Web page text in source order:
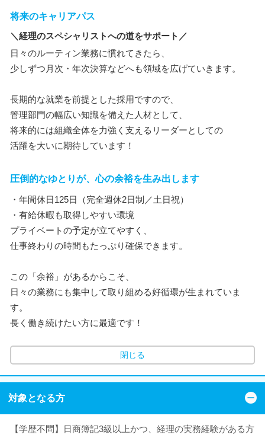
将来のキャリアパス
＼経理のスペシャリストへの道をサポート／
日々のルーティン業務に慣れてきたら、
少しずつ月次・年次決算などへも領域を広げていきます。
長期的な就業を前提とした採用ですので、
管理部門の幅広い知識を備えた人材として、
将来的には組織全体を力強く支えるリーダーとしての
活躍を大いに期待しています！
圧倒的なゆとりが、心の余裕を生み出します
・年間休日125日（完全週休2日制／土日祝）
・有給休暇も取得しやすい環境
プライベートの予定が立てやすく、
仕事終わりの時間もたっぷり確保できます。
この「余裕」があるからこそ、
日々の業務にも集中して取り組める好循環が生まれていま
す。
長く働き続けたい方に最適です！
閉じる
対象となる方
【学歴不問】日商簿記3級以上かつ、経理の実務経験がある方